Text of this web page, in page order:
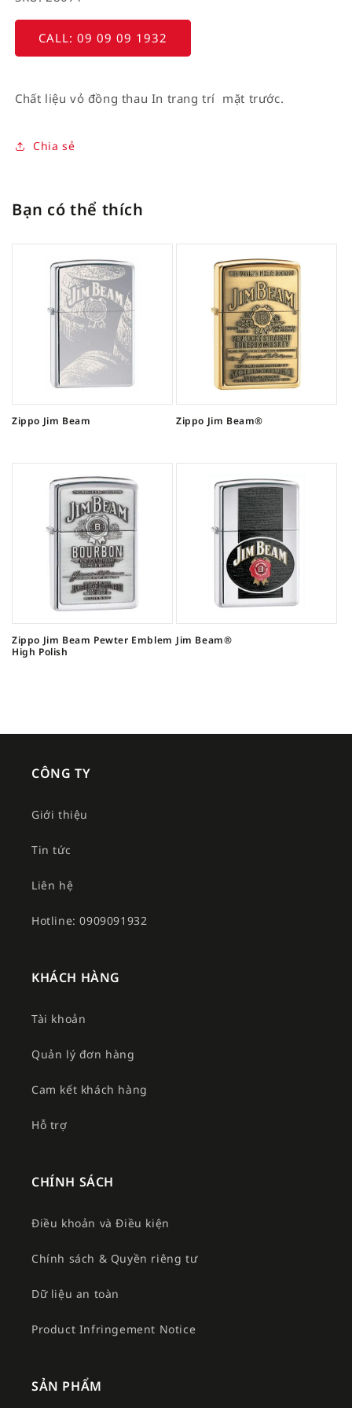
CALL: 09 09 09 1932
Chất liệu vỏ đồng thau In trang trí mặt trước.
Chia sẻ
Bạn có thể thích
Zippo Jim Beam Zippo Jim Beam®
Zippo Jim Beam Pewter Emblem
High Polish
Jim Beam®
CÔNG TY
Giới thiệu
Tin tức
Liên hệ
Hotline: 0909091932
KHÁCH HÀNG
Tài khoản
Quản lý đơn hàng
Cam kết khách hàng
Hỗ trợ
CHÍNH SÁCH
Điều khoản và Điều kiện
Chính sách & Quyền riêng tư
Dữ liệu an toàn
Product Infringement Notice
SẢN PHẨM